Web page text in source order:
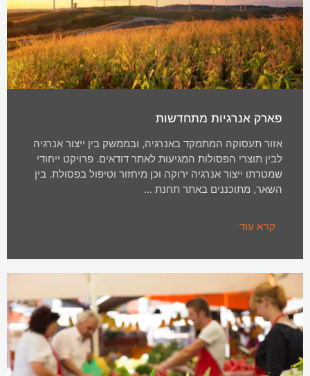
פארק אנרגיות מתחדשות
אזור תעסוקה המתמקד באנרגיה, ובממשק בין ייצור אנרגיה
לבין תוצרי הפסולות המגיעות לאתר דודאים. פרויקט ייחודי
שמטרתו ייצור אנרגיה ירוקה וכן מיחזור וטיפול בפסולת. בין
השאר, מתוכננים באתר תחנת ...
קרא עוד